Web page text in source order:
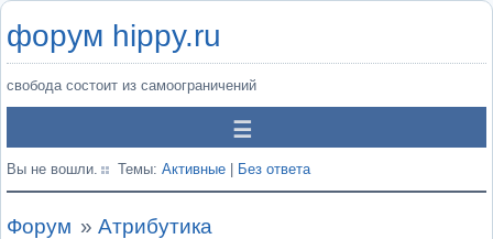
форум hippy.ru
свобода состоит из самоограничений
Вы не вошли. Темы: Активные Без ответа
Форум » Атрибутика